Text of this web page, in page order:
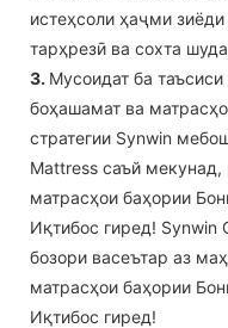
истеҳсоли ҳаҷми
тарҳрезӣ ва сохта
3. Мусоидат ба
боҳашамат ва
стратегии Synwin
Mattress саъй
матрасҳои баҳории
Иқтибос гиред! Synwin
бозори васеътар аз
матрасҳои баҳории
Иқтибос гиред!